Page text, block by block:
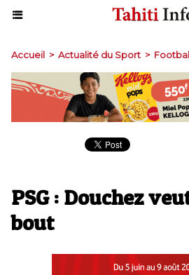
Accueil > Actualité du Sport >
PSG : Douchez
bout